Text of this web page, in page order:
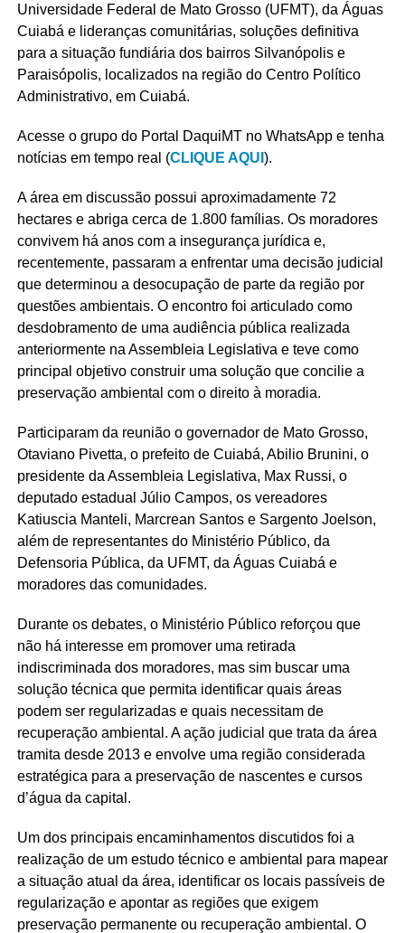
Universidade Federal de Mato Grosso (UFMT), da Águas
Cuiabá e lideranças comunitárias, soluções definitiva
para a situação fundiária dos bairros Silvanópolis e
Paraisópolis, localizados na região do Centro Político
Administrativo, em Cuiabá.
Acesse o grupo do Portal DaquiMT no WhatsApp e tenha
notícias em tempo real (CLIQUE AQUI ).
A área em discussão possui aproximadamente 72
hectares e abriga cerca de 1.800 famílias. Os moradores
convivem há anos com a insegurança jurídica e,
recentemente, passaram a enfrentar uma decisão judicial
que determinou a desocupação de parte da região por
questões ambientais. O encontro foi articulado como
desdobramento de uma audiência pública realizada
anteriormente na Assembleia Legislativa e teve como
principal objetivo construir uma solução que concilie a
preservação ambiental com o direito à moradia.
Participaram da reunião o governador de Mato Grosso,
Otaviano Pivetta, o prefeito de Cuiabá, Abilio Brunini, o
presidente da Assembleia Legislativa, Max Russi, o
deputado estadual Júlio Campos, os vereadores
Katiuscia Manteli, Marcrean Santos e Sargento Joelson,
além de representantes do Ministério Público, da
Defensoria Pública, da UFMT, da Águas Cuiabá e
moradores das comunidades.
Durante os debates, o Ministério Público reforçou que
não há interesse em promover uma retirada
indiscriminada dos moradores, mas sim buscar uma
solução técnica que permita identificar quais áreas
podem ser regularizadas e quais necessitam de
recuperação ambiental. A ação judicial que trata da área
tramita desde 2013 e envolve uma região considerada
estratégica para a preservação de nascentes e cursos
d’água da capital.
Um dos principais encaminhamentos discutidos foi a
realização de um estudo técnico e ambiental para mapear
a situação atual da área, identificar os locais passíveis de
regularização e apontar as regiões que exigem
preservação permanente ou recuperação ambiental. O